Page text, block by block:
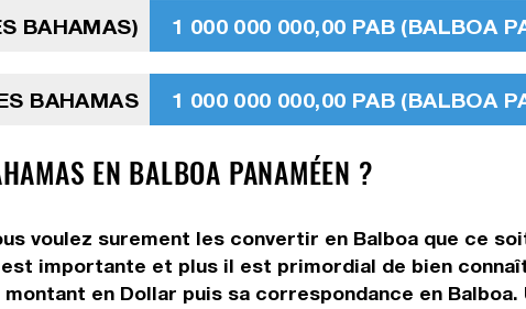
BAHAMAS) 1 000 000 000,00 PAB (BALBOA
BAHAMAS 1 000 000 000,00 PAB (BALBOA
EN BALBOA PANAMÉEN ?
voulez surement les convertir en Balboa que ce
importante et plus il est primordial de bien
en Dollar puis sa correspondance en